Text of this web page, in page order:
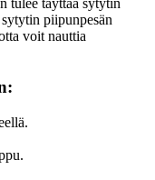
piipunpesän
voit nauttia